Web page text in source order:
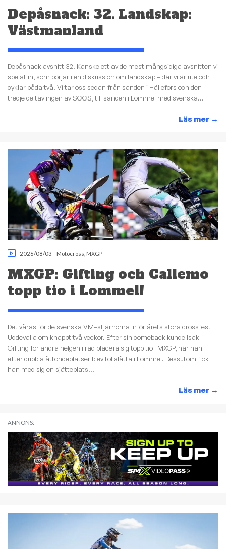
Depåsnack: 32. Landskap:
Västmanland
Depåsnack avsnitt 32. Kanske ett av de mest mångsidiga avsnitten vi
spelat in, som börjar i en diskussion om landskap – där vi är ute och
cyklar båda två. Vi tar oss sedan från sanden i Hällefors och den
tredje deltävlingen av SCCS, till sanden i Lommel med svenska...
Läs mer →
2026/08/03 - Motocross MXGP
MXGP: Gifting och Callemo
topp tio i Lommel!
Det våras för de svenska VM–stjärnorna inför årets stora crossfest i
Uddevalla om knappt två veckor. Efter sin comeback kunde Isak
Gifting för andra helgen i rad placera sig topp tio i MXGP, när han
efter dubbla åttondeplatser blev totalåtta i Lommel. Dessutom fick
han med sig en sjätteplats...
Läs mer →
ANNONS: